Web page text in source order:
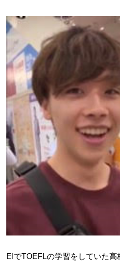
EIでTOEFLの学習をしていた